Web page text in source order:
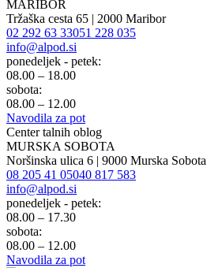
MARIBOR
Tržaška cesta 65 | 2000 Maribor
02 292 63 33051 228 035
info@alpod.si
ponedeljek - petek:
08.00 – 18.00
sobota:
08.00 – 12.00
Navodila za pot
Center talnih oblog
MURSKA SOBOTA
Noršinska ulica 6 | 9000 Murska Sobota
08 205 41 05040 817 583
info@alpod.si
ponedeljek - petek:
08.00 – 17.30
sobota:
08.00 – 12.00
Navodila za pot